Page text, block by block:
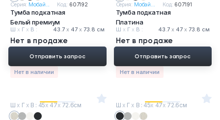
Серия: Мобай... Код: 607192
Тумба подкатная
Белый премиум
Ш х Г х В : 43.7 х47 х73.8 см
Нет в продаже
Нет в наличии
Отправить запрос
Серия: Мобай... Код: 607191
Тумба подкатная
Платина
Ш х Г х В : 43.7 х 47 х 73.8 см
Нет в продаже
Нет в наличии
Отправить запрос
Ш х Г х В : 45х 47х 72.6см Ш х Г х В : 45х 47х 72.6см